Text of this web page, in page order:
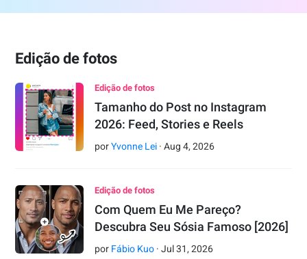
Edição de fotos
Edição de fotos
Tamanho do Post no Instagram
2026: Feed, Stories e Reels
porYvonne Lei ·Aug 4,2026
Edição de fotos
Com Quem Eu Me Pareço?
Descubra Seu Sósia Famoso [2026]
por Fábio Kuo ·Jul 31,2026